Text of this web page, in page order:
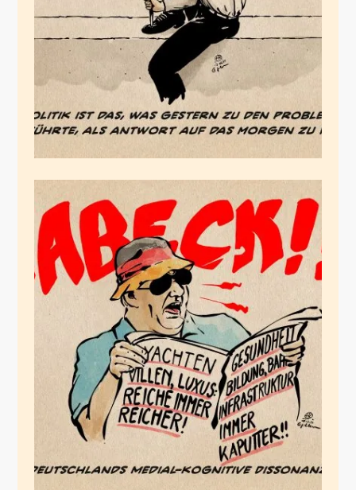
Februar 12, 2025
Deutschlands medial-
kognitive Dissonanz
Dezember 8, 2024